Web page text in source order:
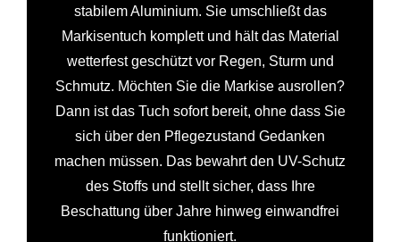
stabilem Aluminium. Sie umschließt das
Markisentuch komplett und hält das Material
wetterfest geschützt vor Regen, Sturm und
Schmutz. Möchten Sie die Markise ausrollen?
Dann ist das Tuch sofort bereit, ohne dass Sie
sich über den Pflegezustand Gedanken
machen müssen. Das bewahrt den UV-Schutz
des Stoffs und stellt sicher, dass Ihre
Beschattung über Jahre hinweg einwandfrei
funktioniert.